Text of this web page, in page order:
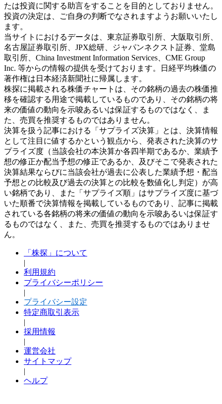
たは投資に関する助言をすることを目的としておりません。
投資の決定は、ご自身の判断でなされますようお願いいたし
ます。
当サイトにおけるデータは、東京証券取引所、大阪取引所、
名古屋証券取引所、JPX総研、ジャパンネクスト証券、堂島
取引所、China Investment Information Services、CME Group
Inc. 等からの情報の提供を受けております。日経平均株価の
著作権は日本経済新聞社に帰属します。
株探に掲載される株価チャートは、その銘柄の過去の株価推
移を確認する用途で掲載しているものであり、その銘柄の将
来の価値の動向を示唆あるいは保証するものではなく、ま
た、売買を推奨するものではありません。
決算を扱う記事における「サプライズ決算」とは、決算情報
として注目に値するかという観点から、発表された決算のサ
プライズ度（当該会社の本決算か各四半期であるか、業績予
想の修正か配当予想の修正であるか、及びそこで発表された
決算結果ならびに当該会社が過去に公表した業績予想・配当
予想との比較及び過去の決算との比較を数値化し判定）が高
い銘柄であり、また「サプライズ順」はサプライズ度に基づ
いた順番で決算情報を掲載しているものであり、記事に掲載
されている各銘柄の将来の価値の動向を示唆あるいは保証す
るものではなく、また、売買を推奨するものではありませ
ん。
「株探」について
|
利用規約
プライバシーポリシー
|
プライバシー設定
特定商取引表示
|
採用情報
|
運営会社
サイトマップ
|
ヘルプ